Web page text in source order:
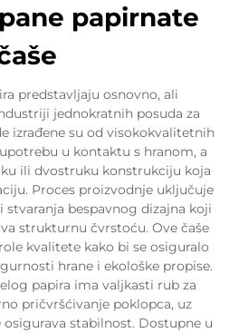
papirnate
predstavljaju osnovno, ali
jednokratnih posuda za
izrađene su od visokokvalitetnih
u kontaktu s hranom, a
ili dvostruku konstrukciju koja
Proces proizvodnje uključuje
stvaranja bespavnog dizajna koji
strukturnu čvrstoću. Ove čaše
kvalitete kako bi se osiguralo
hrane i ekološke propise.
papira ima valjkasti rub za
pričvršćivanje poklopca, uz
stabilnost. Dostupne u